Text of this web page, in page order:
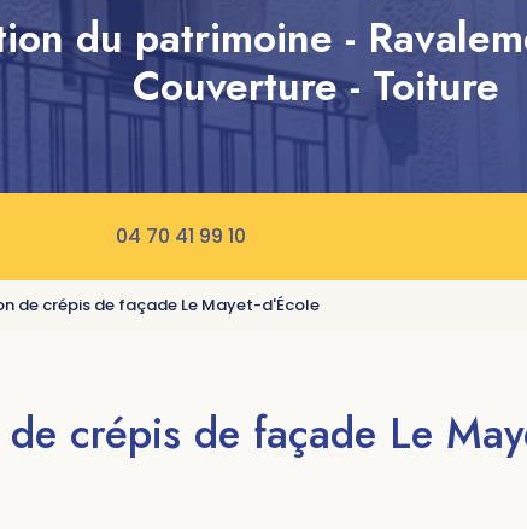
du patrimoine -
Couverture - Toiture
04 70 41 99 10
de crépis de façade Le Mayet-d'École
crépis de façade Le